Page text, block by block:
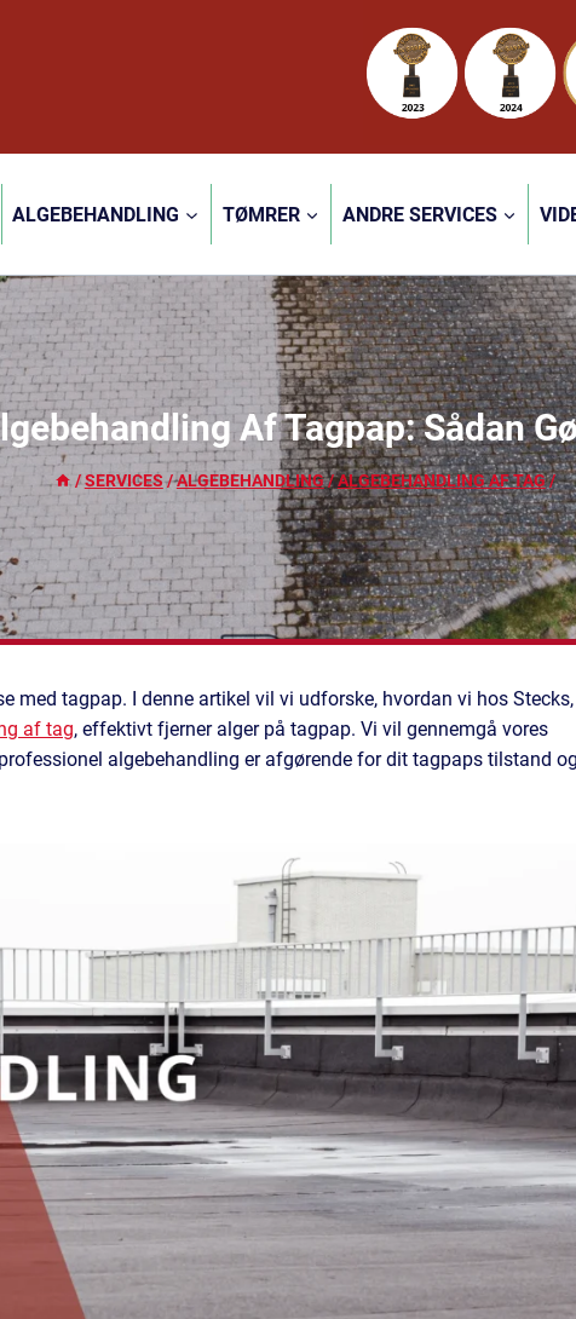
ALGEBEHANDLING TØMRER ANDRE SERVICES
Af Tagpap: Sådan
/ SERVICES /ALGEBEHANDLING/ALGEBEHANDLING AF TAG/
tagpap. I denne artikel vil vi udforske, hvordan vi hos Stecks,
af tag, effektivt fjerner alger på tagpap. Vi vil gennemgå vores
algebehandling er afgørende for dit tagpaps tilstand og